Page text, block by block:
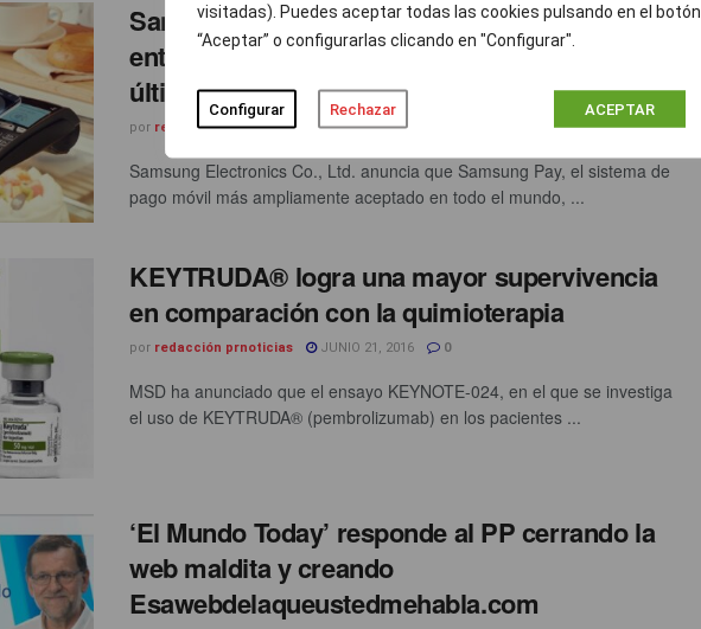
visitadas). Puedes aceptar todas las cookies pulsando en el botón
“Aceptar” o configurarlas clicando en "Configurar".
Configurar Rechazar ACEPTAR
Samsung Pay acelera su crecimiento con la
entrada en tres nuevos mercados en las
últimas tres semanas
por redacción prnoticias JUNIO 21, 2016
Samsung Electronics Co., Ltd. anuncia que Samsung Pay, el sistema de
pago móvil más ampliamente aceptado en todo el mundo, ...
KEYTRUDA® logra una mayor supervivencia
en comparación con la quimioterapia
por redacción prnoticias JUNIO 21, 2016 0
MSD ha anunciado que el ensayo KEYNOTE-024, en el que se investiga
el uso de KEYTRUDA® (pembrolizumab) en los pacientes ...
‘El Mundo Today’ responde al PP cerrando la
web maldita y creando
Esawebdelaqueustedmehabla.com